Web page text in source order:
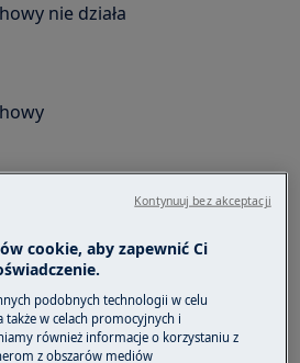
nie działa
się z serwisem, wykonaj
elementy miksera
ustawić na podstawie
cookie, aby zapewnić Ci
podobnych technologii w celu
także w celach promocyjnych i
również informacje o korzystaniu z
z obszarów mediów
Kontynuuj bez akceptacji